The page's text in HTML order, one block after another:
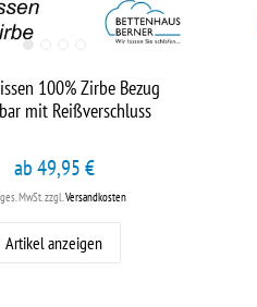
100% Zirbe Bezug
mit Reißverschluss
ab 49,95 €
MwSt.zzgl.Versandkosten
Artikel anzeigen